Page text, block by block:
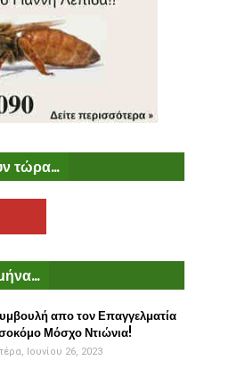
τώρα...
απο τον Επαγγελματία
Μόσχο Ντιώνια!
Ιουνίου 26, 2023